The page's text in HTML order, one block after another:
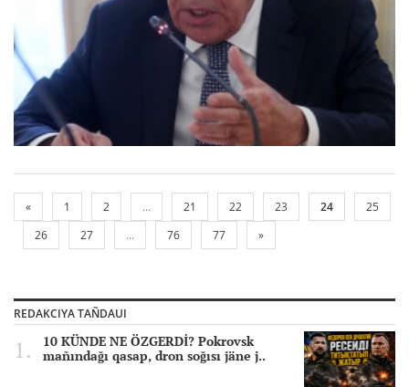
« 1 2 ... 21 22 23 24
25
26
27 ... 76 77 »
REDAKCIYA TAÑDAUI
10 KÜNDE NE ÖZGERDİ? Pokrovsk
mañındağı qasap, dron soğısı jäne j..